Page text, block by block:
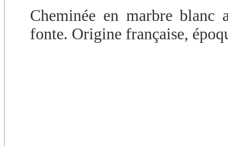
Cheminée en marbre blanc
fonte. Origine française,